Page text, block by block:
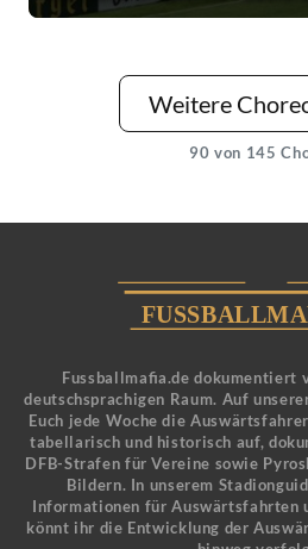
Weitere
90 von 145
Fussballmafia.de dokumentiert
deutschsprachigen Raum. Auf
Euch jede Woche die
tabellarisch und historisch auf,
DFB-Strafen für Vereine sowie
Bildern. In unserem
Informationen für Auswärtsfahrten
könnt ihr die Entwicklung der